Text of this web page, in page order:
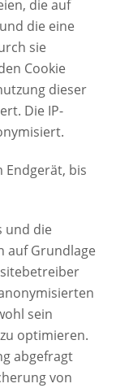
die auf
die eine
sie
Cookie
dieser
Die IP-
Endgerät, bis
und die
auf Grundlage
sein
optimieren.
abgefragt
von